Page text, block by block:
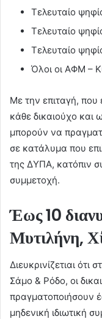
Τελευταίο
Τελευταίο
Τελευταίο
Όλοι οι ΑΦΜ –
Με την επιταγή, που
κάθε δικαιούχο και
μπορούν να
σε κατάλυμα που
της ΔΥΠΑ, κατόπιν
συμμετοχή.
Έως 10
Μυτιλήνη,
Διευκρινίζετιαι
Σάμο & Ρόδο, οι
πραγματοποιήσουν
μηδενική ιδιωτική